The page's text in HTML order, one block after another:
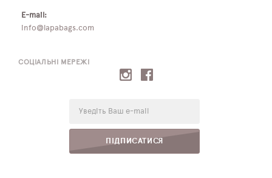
СОЦІАЛЬНІ МЕРЕЖІ
ПІДПИСАТИСЯ
E-mail:
info@lapabags.com